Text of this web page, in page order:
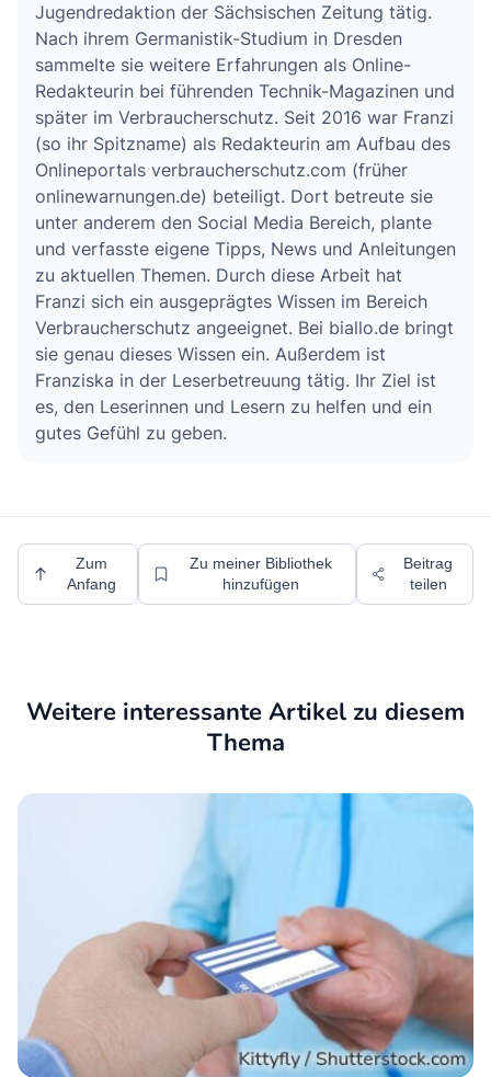
Jugendredaktion der Sächsischen Zeitung tätig.
Nach ihrem Germanistik-Studium in Dresden
sammelte sie weitere Erfahrungen als Online-
Redakteurin bei führenden Technik-Magazinen und
später im Verbraucherschutz. Seit 2016 war Franzi
(so ihr Spitzname) als Redakteurin am Aufbau des
Onlineportals verbraucherschutz.com (früher
onlinewarnungen.de) beteiligt. Dort betreute sie
unter anderem den Social Media Bereich, plante
und verfasste eigene Tipps, News und Anleitungen
zu aktuellen Themen. Durch diese Arbeit hat
Franzi sich ein ausgeprägtes Wissen im Bereich
Verbraucherschutz angeeignet. Bei biallo.de bringt
sie genau dieses Wissen ein. Außerdem ist
Franziska in der Leserbetreuung tätig. Ihr Ziel ist
es, den Leserinnen und Lesern zu helfen und ein
gutes Gefühl zu geben.
Zum
Anfang
Zu meiner Bibliothek
hinzufügen
Beitrag
teilen
Weitere interessante Artikel zu diesem
Thema